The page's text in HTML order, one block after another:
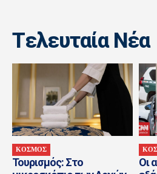
Tελευταία Nέα
ΚΟΣΜΟΣ
Τουρισμός: Στο
Οι